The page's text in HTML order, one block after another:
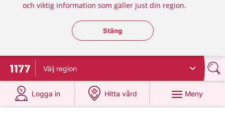
och viktig information som gäller just din region.
Stäng regionsväljaren
Stäng
Till startsidan för 1177
Välj region
Logga in
på 1177.se
Hitta vård
på 1177.se
Meny